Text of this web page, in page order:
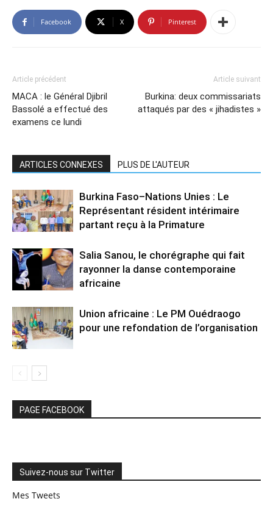
Facebook X Pinterest
Article précédent
MACA : le Général Djibril
Bassolé a effectué des
examens ce lundi
Article suivant
Burkina: deux commissariats
attaqués par des « jihadistes »
ARTICLES CONNEXES PLUS DE L'AUTEUR
Burkina Faso–Nations Unies : Le
Représentant résident intérimaire
partant reçu à la Primature
Salia Sanou, le chorégraphe qui fait
rayonner la danse contemporaine
africaine
Union africaine : Le PM Ouédraogo
pour une refondation de l’organisation
PAGE FACEBOOK
Suivez-nous sur Twitter
Mes Tweets